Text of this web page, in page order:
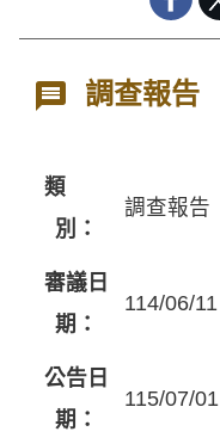
調查報告
類
別：
調查報告
審議日
期：
114/06/11
公告日
期：
115/07/01